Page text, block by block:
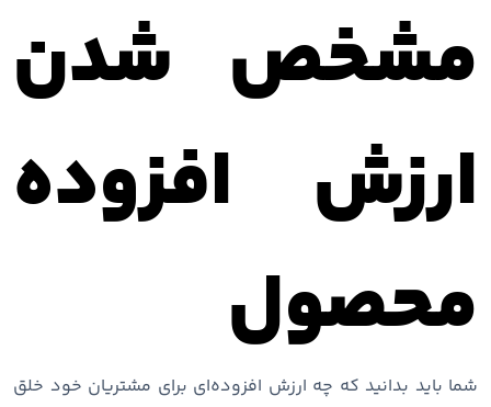
مشخص شدن
ارزش افزوده
محصول
شما باید بدانید که چه ارزش افزوده‌ای برای مشتریان خود خلق